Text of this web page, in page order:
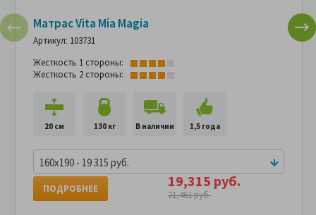
Матрас Vita Mia Magia
Артикул: 103731
Жесткость 1 стороны:
Жесткость 2 стороны:
20 см 130 кг В наличии 1,5 года
160x190 - 19 315 руб.
19,315 руб.
21,461 руб.
ПОДРОБНЕЕ